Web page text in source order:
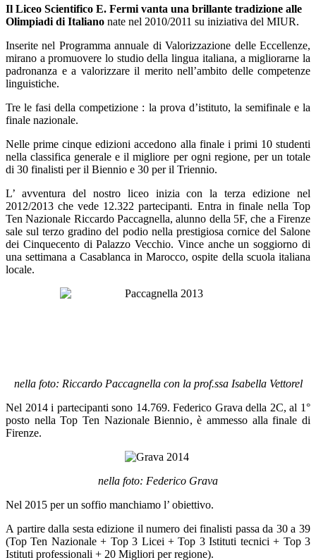
Il Liceo Scientifico E. Fermi vanta una brillante tradizione alle
Olimpiadi di Italiano nate nel 2010/2011 su iniziativa del MIUR.
Inserite nel Programma annuale di Valorizzazione delle Eccellenze,
mirano a promuovere lo studio della lingua italiana, a migliorarne la
padronanza e a valorizzare il merito nell’ambito delle competenze
linguistiche.
Tre le fasi della competizione : la prova d’istituto, la semifinale e la
finale nazionale.
Nelle prime cinque edizioni accedono alla finale i primi 10 studenti
nella classifica generale e il migliore per ogni regione, per un totale
di 30 finalisti per il Biennio e 30 per il Triennio.
L’ avventura del nostro liceo inizia con la terza edizione nel
2012/2013 che vede 12.322 partecipanti. Entra in finale nella Top
Ten Nazionale Riccardo Paccagnella, alunno della 5F, che a Firenze
sale sul terzo gradino del podio nella prestigiosa cornice del Salone
dei Cinquecento di Palazzo Vecchio. Vince anche un soggiorno di
una settimana a Casablanca in Marocco, ospite della scuola italiana
locale.
nella foto: Riccardo Paccagnella con la prof.ssa Isabella Vettorel
Nel 2014 i partecipanti sono 14.769. Federico Grava della 2C, al 1°
posto nella Top Ten Nazionale Biennio, è ammesso alla finale di
Firenze.
nella foto: Federico Grava
Nel 2015 per un soffio manchiamo l’ obiettivo.
A partire dalla sesta edizione il numero dei finalisti passa da 30 a 39
(Top Ten Nazionale + Top 3 Licei + Top 3 Istituti tecnici + Top 3
Istituti professionali + 20 Migliori per regione).